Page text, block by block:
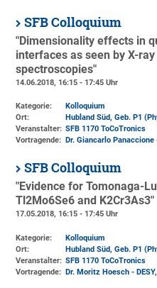
SFB Colloquium
"Dimensionality effects in
interfaces as seen by X-
spectroscopies"
14.06.2018, 16:15 - 17:45 Uhr
Kategorie:
Kolloquium
Ort:
Hubland Süd, Geb. P1
Veranstalter: SFB 1170 ToCoTronics
Vortragende:
Dr. Giancarlo
SFB Colloquium
"Evidence for Tomonaga-
Tl2Mo6Se6 and K2Cr3As3"
17.05.2018, 16:15 - 17:45 Uhr
Kategorie:
Kolloquium
Ort:
Hubland Süd, Geb. P1
Veranstalter: SFB 1170 ToCoTronics
Vortragende: Dr. Moritz Hoesch -